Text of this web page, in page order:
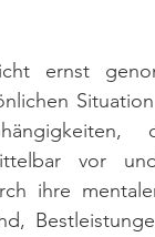
ernst
vor
ihre